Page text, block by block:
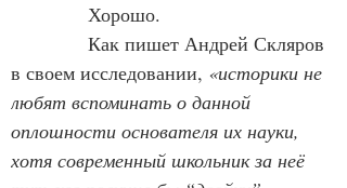
Хорошо.
Как пишет Андрей Скляров
в своем исследовании, «историки не
любят вспоминать о данной
оплошности основателя их науки,
хотя современный школьник за неё